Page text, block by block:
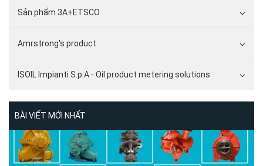
Sản phẩm 3A+ETSCO
Amrstrong's product
ISOIL Impianti S.p.A - Oil product metering solutions
BÀI VIẾT MỚI NHẤT